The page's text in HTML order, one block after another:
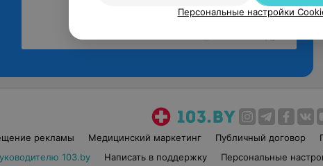
рекламы Медицинский маркетинг Публичный договор
103.by
Написать в поддержку Персональные
Персональные настройки